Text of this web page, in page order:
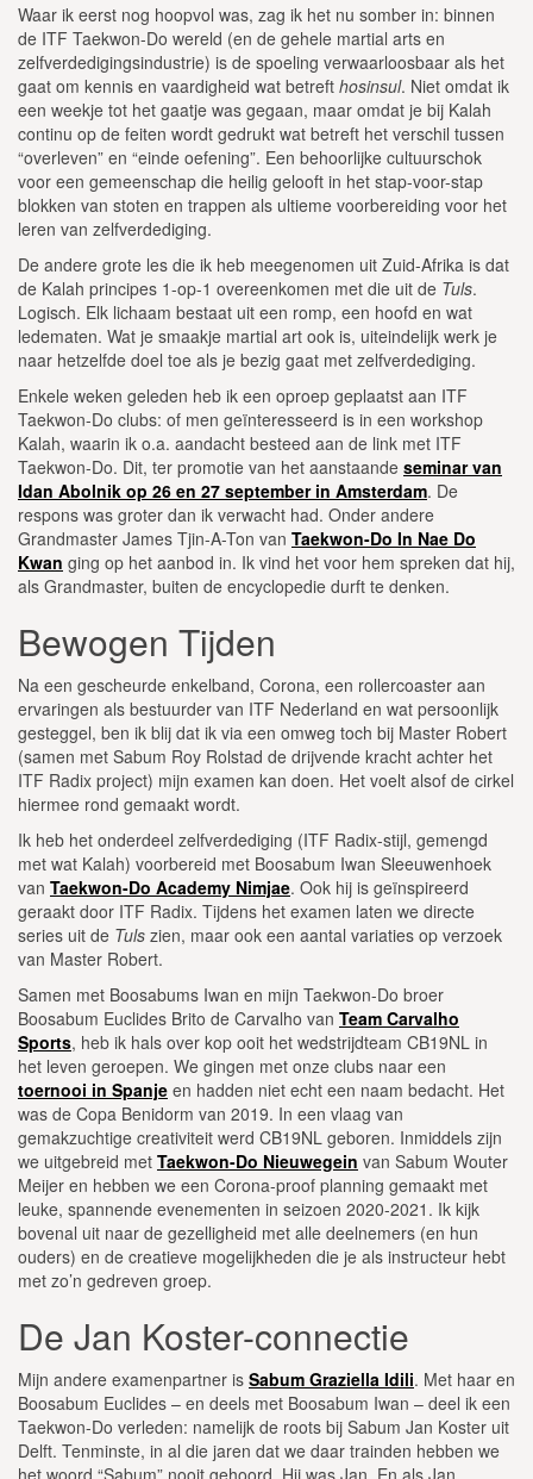
Waar ik eerst nog hoopvol was, zag ik het nu somber in: binnen
de ITF Taekwon-Do wereld (en de gehele martial arts en
zelfverdedigingsindustrie) is de spoeling verwaarloosbaar als het
gaat om kennis en vaardigheid wat betreft hosinsul. Niet omdat ik
een weekje tot het gaatje was gegaan, maar omdat je bij Kalah
continu op de feiten wordt gedrukt wat betreft het verschil tussen
“overleven” en “einde oefening”. Een behoorlijke cultuurschok
voor een gemeenschap die heilig gelooft in het stap-voor-stap
blokken van stoten en trappen als ultieme voorbereiding voor het
leren van zelfverdediging.
De andere grote les die ik heb meegenomen uit Zuid-Afrika is dat
de Kalah principes 1-op-1 overeenkomen met die uit de Tuls.
Logisch. Elk lichaam bestaat uit een romp, een hoofd en wat
ledematen. Wat je smaakje martial art ook is, uiteindelijk werk je
naar hetzelfde doel toe als je bezig gaat met zelfverdediging.
Enkele weken geleden heb ik een oproep geplaatst aan ITF
Taekwon-Do clubs: of men geïnteresseerd is in een workshop
Kalah, waarin ik o.a. aandacht besteed aan de link met ITF
Taekwon-Do. Dit, ter promotie van het aanstaande seminar van
Idan Abolnik op 26 en 27 september in Amsterdam. De
respons was groter dan ik verwacht had. Onder andere
Grandmaster James Tjin-A-Ton van Taekwon-Do In Nae Do
Kwan ging op het aanbod in. Ik vind het voor hem spreken dat hij,
als Grandmaster, buiten de encyclopedie durft te denken.
Bewogen Tijden
Na een gescheurde enkelband, Corona, een rollercoaster aan
ervaringen als bestuurder van ITF Nederland en wat persoonlijk
gesteggel, ben ik blij dat ik via een omweg toch bij Master Robert
(samen met Sabum Roy Rolstad de drijvende kracht achter het
ITF Radix project) mijn examen kan doen. Het voelt alsof de cirkel
hiermee rond gemaakt wordt.
Ik heb het onderdeel zelfverdediging (ITF Radix-stijl, gemengd
met wat Kalah) voorbereid met Boosabum Iwan Sleeuwenhoek
van Taekwon-Do Academy Nimjae. Ook hij is geïnspireerd
geraakt door ITF Radix. Tijdens het examen laten we directe
series uit de Tuls zien, maar ook een aantal variaties op verzoek
van Master Robert.
Samen met Boosabums Iwan en mijn Taekwon-Do broer
Boosabum Euclides Brito de Carvalho van Team Carvalho
Sports, heb ik hals over kop ooit het wedstrijdteam CB19NL in
het leven geroepen. We gingen met onze clubs naar een
toernooi in Spanje en hadden niet echt een naam bedacht. Het
was de Copa Benidorm van 2019. In een vlaag van
gemakzuchtige creativiteit werd CB19NL geboren. Inmiddels zijn
we uitgebreid met Taekwon-Do Nieuwegein van Sabum Wouter
Meijer en hebben we een Corona-proof planning gemaakt met
leuke, spannende evenementen in seizoen 2020-2021. Ik kijk
bovenal uit naar de gezelligheid met alle deelnemers (en hun
ouders) en de creatieve mogelijkheden die je als instructeur hebt
met zo’n gedreven groep.
De Jan Koster-connectie
Mijn andere examenpartner is Sabum Graziella Idili. Met haar en
Boosabum Euclides – en deels met Boosabum Iwan – deel ik een
Taekwon-Do verleden: namelijk de roots bij Sabum Jan Koster uit
Delft. Tenminste, in al die jaren dat we daar trainden hebben we
het woord “Sabum” nooit gehoord. Hij was Jan. En als Jan